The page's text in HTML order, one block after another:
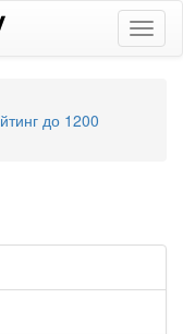
до 1200